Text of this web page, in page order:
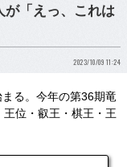
「えっ、これは
2023/10/09 11:24
る。今年の第36期竜
位・叡王・棋王・王